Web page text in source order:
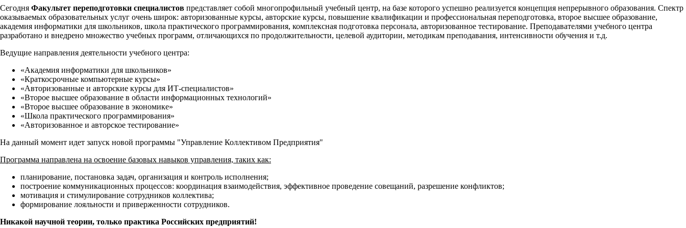
Сегодня Факультет переподготовки специалистов представляет собой многопрофильный учебный центр, на базе которого успешно реализуется концепция непрерывного образования. Спектр
оказываемых образовательных услуг очень широк: авторизованные курсы, авторские курсы, повышение квалификации и профессиональная переподготовка, второе высшее образование,
академия информатики для школьников, школа практического программирования, комплексная подготовка персонала, авторизованное тестирование. Преподавателями учебного центра
разработано и внедрено множество учебных программ, отличающихся по продолжительности, целевой аудитории, методикам преподавания, интенсивности обучения и т.д.
Ведущие направления деятельности учебного центра:
«Академия информатики для школьников»
«Краткосрочные компьютерные курсы»
«Авторизованные и авторские курсы для ИТ-специалистов»
«Второе высшее образование в области информационных технологий»
«Второе высшее образование в экономике»
«Школа практического программирования»
«Авторизованное и авторское тестирование»
На данный момент идет запуск новой программы "Управление Коллективом Предприятия"
Программа направлена на освоение базовых навыков управления, таких как:
планирование, постановка задач, организация и контроль исполнения;
построение коммуникационных процессов: координация взаимодействия, эффективное проведение совещаний, разрешение конфликтов;
мотивация и стимулирование сотрудников коллектива;
формирование лояльности и приверженности сотрудников.
Никакой научной теории, только практика Российских предприятий!